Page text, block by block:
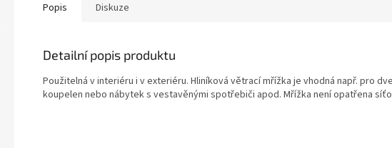
Popis Diskuze
Detailní popis produktu
Použitelná v interiéru i v exteriéru. Hliníková větrací mřížka je vhodná např. pro
koupelen nebo nábytek s vestavěnými spotřebiči apod. Mřížka není opatřena